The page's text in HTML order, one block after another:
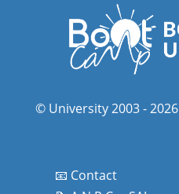
© University 2003 - 2026
📧 Contact